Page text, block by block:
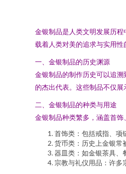
金银制品是人类文明发展历
载着人类对美的追求与实用性
一、金银制品的历史渊源
金银制品的制作历史可以追
的杰出代表。这些制品不仅
二、金银制品的种类与用途
金银制品种类繁多，涵盖首饰
首饰类：包括戒指、项
货币类：历史上金银常
器皿类：如金银茶具、
宗教与礼仪用品：许多